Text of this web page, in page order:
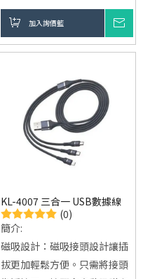
USB 2.0高速傳輸：數據傳輸
速度高達480Mbps，滿足日常
文件、圖片等的快速傳輸需
耐用材質：採用高品質硅酮與
鋅合金材質，抗拉伸，耐用不
易斷裂。
智能充電保護：內建智能芯
片，有效防止過充、過熱、過
加入詢價籃
KL-4007 三合一 USB數據線
(0)
簡介:
磁吸設計：磁吸接頭設計讓插
拔更加輕鬆方便。只需將接頭